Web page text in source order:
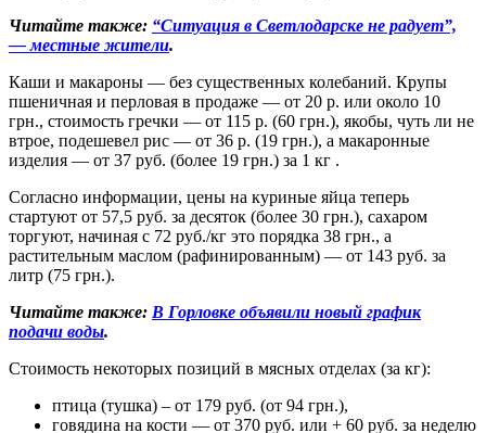
Читайте также: “Ситуация в Светлодарске не радует”,
— местные жители.
Каши и макароны — без существенных колебаний. Крупы
пшеничная и перловая в продаже — от 20 р. или около 10
грн., стоимость гречки — от 115 р. (60 грн.), якобы, чуть ли не
втрое, подешевел рис — от 36 р. (19 грн.), а макаронные
изделия — от 37 руб. (более 19 грн.) за 1 кг .
Согласно информации, цены на куриные яйца теперь
стартуют от 57,5 руб. за десяток (более 30 грн.), сахаром
торгуют, начиная с 72 руб./кг это порядка 38 грн., а
растительным маслом (рафинированным) — от 143 руб. за
литр (75 грн.).
Читайте также: В Горловке объявили новый график
подачи воды.
Стоимость некоторых позиций в мясных отделах (за кг):
птица (тушка) – от 179 руб. (от 94 грн.),
говядина на кости — от 370 руб. или + 60 руб. за неделю